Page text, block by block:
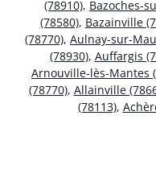
(78910), Bazoches-
(78580), Bazainville
(78770), Aulnay-sur-
(78930), Auffargis
Arnouville-lès-Mantes
(78770), Allainville
(78113),